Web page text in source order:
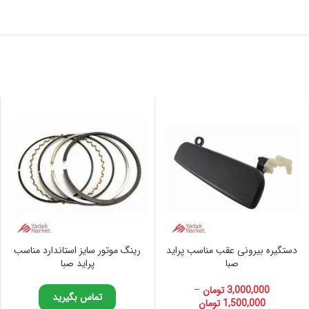
دستگیره بیرونی عقب مناسب پراید
صبا
3,000,000تومان –
1,500,000 تومان
رینگ موتور سایز استاندارد مناسب
پراید صبا
تماس بگیرید